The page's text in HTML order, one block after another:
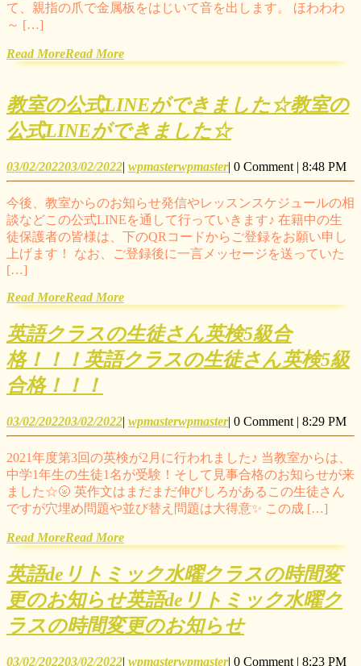
て、親指の爪で金属板をはじいて音を出します。 ほわわわ
～ […]
Read MoreRead More
教室の公式LINEができました☆教室の
公式LINEができました☆
03/02/202203/02/2022| wpmasterwpmaster| 0 Comment | 8:48 PM
今後、教室からのお知らせ発信やレッスンスケジュールの相
談などこの公式LINEを通して行っていきます♪ 在籍中の生
徒保護者の皆様は、下のQRコードからご登録をお願い申し
上げます！ なお、ご登録後に一言メッセージを送っていた
[…]
Read MoreRead More
英語クラスの生徒さん英検5級合
格！！！ 英語クラスの生徒さん英検5級
合格！！！
03/02/202203/02/2022| wpmasterwpmaster| 0 Comment | 8:29 PM
2021年度第3回の英検が2月に行われました♪ 当教室からは、
中学1年生の生徒1名が受験！そして見事合格のお知らせが来
ました☆🌝 英作文はまだまだ伸びしろがあるこの生徒さん
ですが穴埋め問題や並び替え問題は大得意✨ この成 […]
Read MoreRead More
英語deリトミック水曜クラスの時間変
更のお知らせ英語deリトミック水曜ク
ラスの時間変更のお知らせ
03/02/202203/02/2022| wpmasterwpmaster| 0 Comment | 8:23 PM